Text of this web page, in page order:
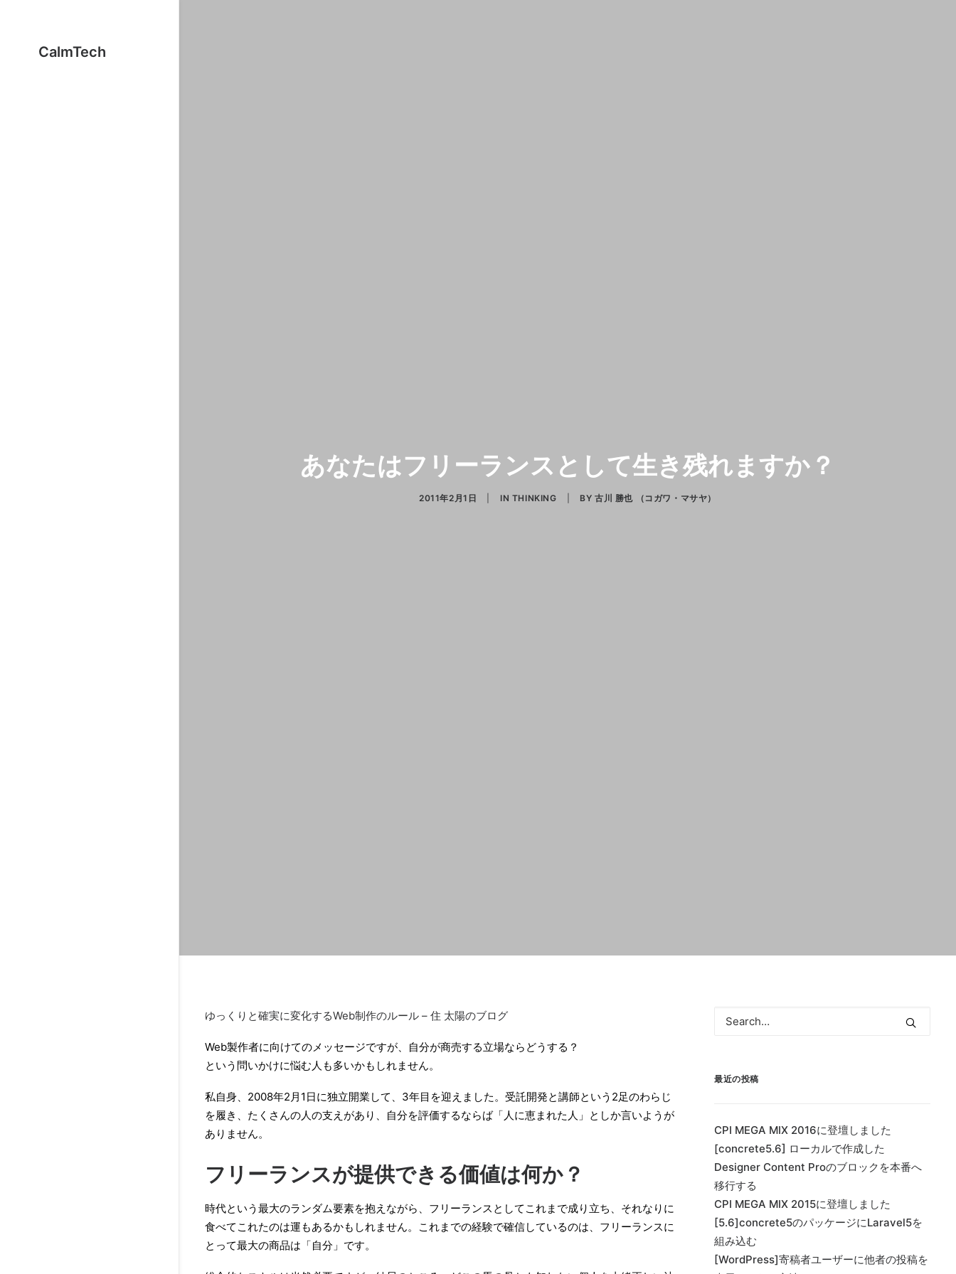
CalmTech
あなたはフリーランスとして生き残れますか？
2011年2月1日 IN THINKING BY古川 勝也 （コガワ・マサヤ）
ゆっくりと確実に変化するWeb制作のルール – 住 太陽のブログ
Web製作者に向けてのメッセージですが、自分が商売する立場ならどうする？
という問いかけに悩む人も多いかもしれません。
私自身、2008年2月1日に独立開業して、3年目を迎えました。受託開発と講師という2足のわらじ
を履き、たくさんの人の支えがあり、自分を評価するならば「人に恵まれた人」としか言いようが
ありません。
フリーランスが提供できる価値は何か？
時代という最大のランダム要素を抱えながら、フリーランスとしてこれまで成り立ち、それなりに
食べてこれたのは運もあるかもしれません。これまでの経験で確信しているのは、フリーランスに
とって最大の商品は「自分」です。
最近の投稿
CPI MEGA MIX 2016に登壇しました
[concrete5.6] ローカルで作成した
Designer Content Proのブロックを本番へ
移行する
CPI MEGA MIX 2015に登壇しました
[5.6]concrete5のパッケージにLaravel5を
組み込む
[WordPress]寄稿者ユーザーに他者の投稿を